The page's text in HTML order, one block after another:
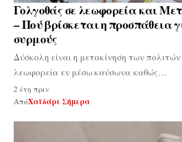
Γολγοθάς σε λεωφορεία και
– Πού βρίσκεται η προσπάθεια
συρμούς
Δύσκολη είναι η μετακίνηση των
λεωφορεία εν μέσω καύσωνα καθώς…
2 έτη πριν
ΑπόΧαϊδάρι Σήμερα